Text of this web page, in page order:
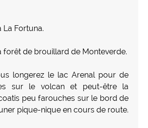
La Fortuna.
forêt de brouillard de Monteverde.
longerez le lac Arenal pour de
sur le volcan et peut-être la
peu farouches sur le bord de
pique-nique en cours de route.